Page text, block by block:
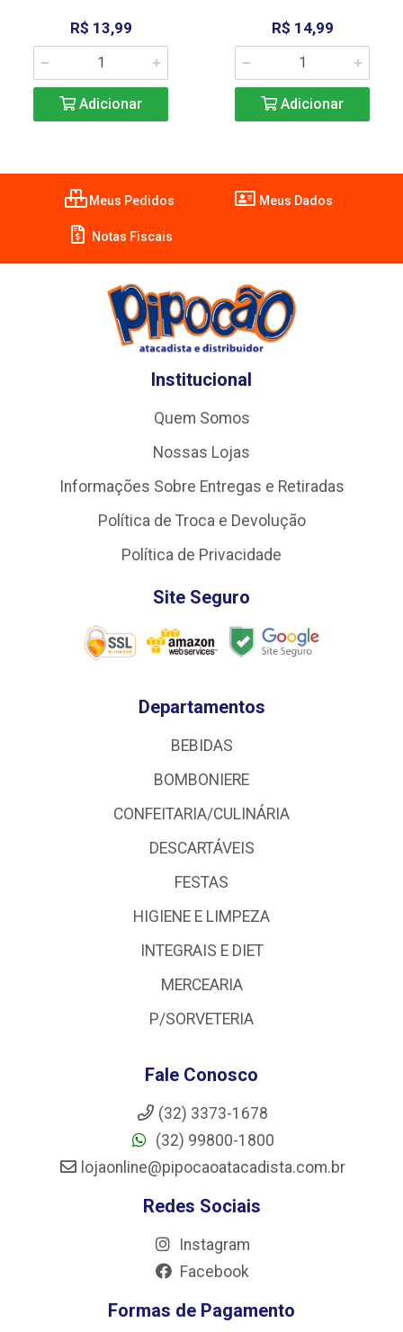
R$ 13,99
Adicionar
R$ 14,99
Adicionar
Meus Pedidos Meus Dados
Notas Fiscais
Institucional
Quem Somos
Nossas Lojas
Informações Sobre Entregas e Retiradas
Política de Troca e Devolução
Política de Privacidade
Site Seguro
Departamentos
BEBIDAS
BOMBONIERE
CONFEITARIA/CULINÁRIA
DESCARTÁVEIS
FESTAS
HIGIENE E LIMPEZA
INTEGRAIS E DIET
MERCEARIA
P/SORVETERIA
Fale Conosco
(32) 3373-1678
(32) 99800-1800
lojaonline@pipocaoatacadista.com.br
Redes Sociais
Instagram
Facebook
Formas de Pagamento